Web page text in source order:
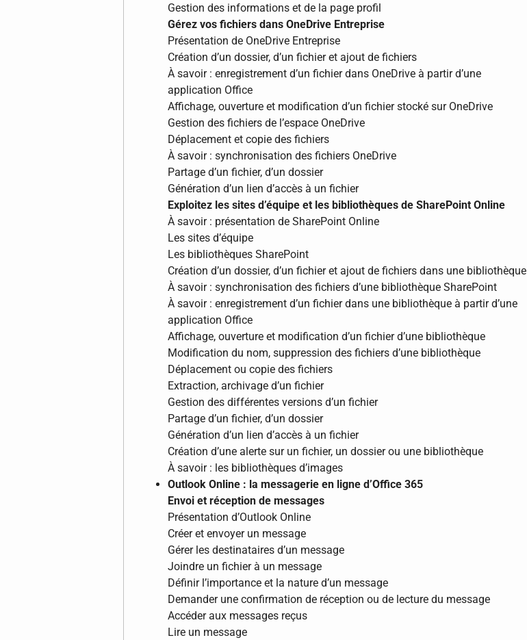
Gestion des informations et de la page profil
Gérez vos fichiers dans OneDrive Entreprise
Présentation de OneDrive Entreprise
Création d’un dossier, d’un fichier et ajout de fichiers
À savoir : enregistrement d’un fichier dans OneDrive à partir d’une
application Office
Affichage, ouverture et modification d’un fichier stocké sur OneDrive
Gestion des fichiers de l’espace OneDrive
Déplacement et copie des fichiers
À savoir : synchronisation des fichiers OneDrive
Partage d’un fichier, d’un dossier
Génération d’un lien d’accès à un fichier
Exploitez les sites d’équipe et les bibliothèques de SharePoint Online
À savoir : présentation de SharePoint Online
Les sites d’équipe
Les bibliothèques SharePoint
Création d’un dossier, d’un fichier et ajout de fichiers dans une bibliothèque
À savoir : synchronisation des fichiers d’une bibliothèque SharePoint
À savoir : enregistrement d’un fichier dans une bibliothèque à partir d’une
application Office
Affichage, ouverture et modification d’un fichier d’une bibliothèque
Modification du nom, suppression des fichiers d’une bibliothèque
Déplacement ou copie des fichiers
Extraction, archivage d’un fichier
Gestion des différentes versions d’un fichier
Partage d’un fichier, d’un dossier
Génération d’un lien d’accès à un fichier
Création d’une alerte sur un fichier, un dossier ou une bibliothèque
À savoir : les bibliothèques d’images
Outlook Online : la messagerie en ligne d’Office 365
Envoi et réception de messages
Présentation d’Outlook Online
Créer et envoyer un message
Gérer les destinataires d’un message
Joindre un fichier à un message
Définir l’importance et la nature d’un message
Demander une confirmation de réception ou de lecture du message
Accéder aux messages reçus
Lire un message